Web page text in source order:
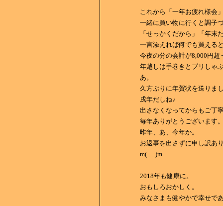
これから「一年お疲れ様会
一緒に買い物に行くと調子
「せっかくだから」「年末
一言添えれば何でも買える
今夜の分の会計が8,000円
年越しは手巻きとブリしゃ
あ。
久方ぶりに年賀状を送りま
戌年だしね♪
出さなくなってからもご丁
毎年ありがとうございます
昨年、あ、今年か。
お返事を出さずに申し訳あ
m(_ _)m
2018年も健康に。
おもしろおかしく。
みなさまも健やかで幸せで